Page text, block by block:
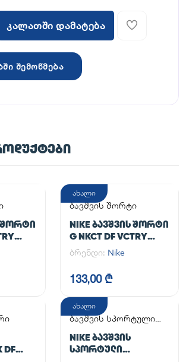
კალათში დამატება
შემოწმება
ᲨᲝᲠᲢᲘ
ახალი
ბავშვის შორტი
NIKE ᲑᲐᲕᲨᲕᲘᲡ ᲨᲝᲠᲢᲘ
G NKCT DF VCTRY
FLOUNCY SKRT
ბრენდი: Nike
133,00 ₾
DF
ახალი
ბავშვის სპორტული
NIKE ᲑᲐᲕᲨᲕᲘᲡ
ᲡᲞᲝᲠᲢᲣᲚᲘ